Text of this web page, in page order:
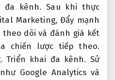
đa kênh. Sau khi thực
Marketing,Đẩy mạnh
theo dõi và đánh giá kết
chiến lược tiếp theo.
Triển khai đa kênh. Sử
Google Analytics và